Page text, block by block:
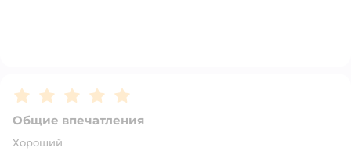
Рейтинг:5
Общие впечатления
Хороший